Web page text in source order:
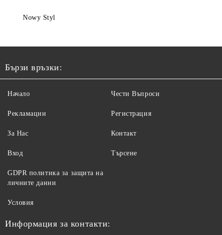
Nowy Styl
Бързи връзки:
Начало
Рекламации
За Нас
Вход
Чести Въпроси
Регистрация
Контакт
Търсене
GDPR политика за защита на
личните данни
Условия
Информация за контакти: